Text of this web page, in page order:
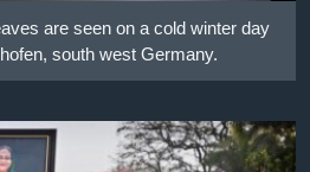
are seen on a cold winter day
south west Germany.